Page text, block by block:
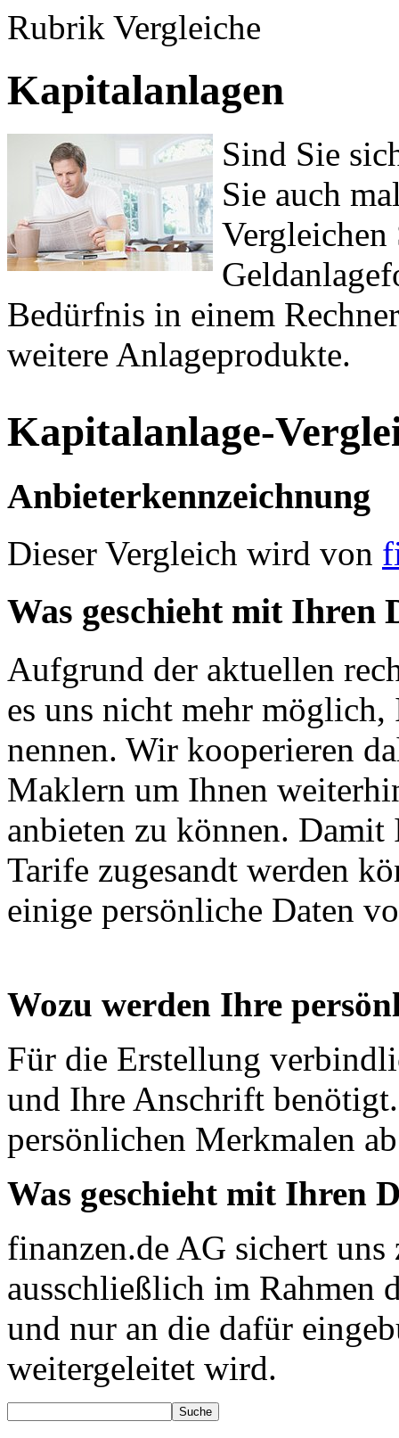
Rubrik Vergleiche
Kapitalanlagen
Sind Sie
Sie auch
Vergleichen
Bedürfnis in einem
weitere Anlageprodukte.
Kapitalanlage-
Anbieterkennzeichnung
Dieser Vergleich wird von
Was geschieht mit Ihren
Aufgrund der aktuellen
es uns nicht mehr
nennen. Wir kooperieren
Maklern um Ihnen
anbieten zu können.
Tarife zugesandt werden
einige persönliche Daten
Wozu werden Ihre
Für die Erstellung
und Ihre Anschrift
persönlichen Merkmalen
Was geschieht mit Ihren
finanzen.de AG sichert uns
ausschließlich im Rahmen
und nur an die dafür
weitergeleitet wird.